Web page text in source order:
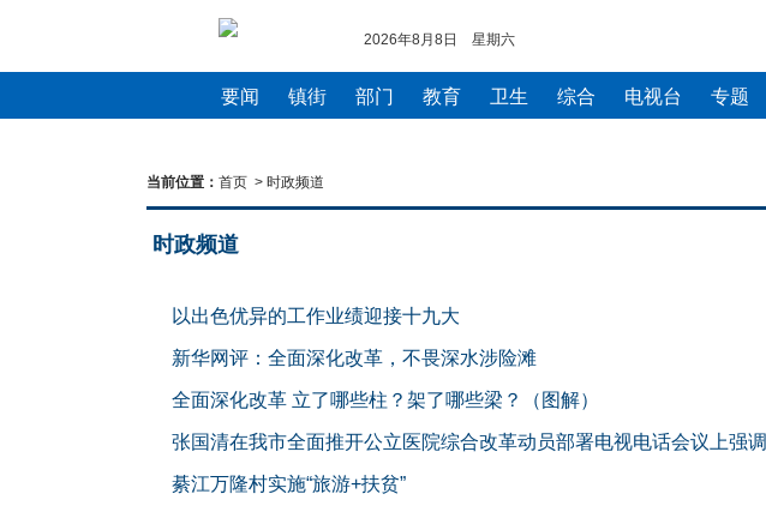
2026年8月8日 星期六
要闻 镇街 部门 教育 卫生 综合 电视台 专题
当前位置： 首页 > 时政频道
时政频道
以出色优异的工作业绩迎接十九大
—— 三论把迎接党的十九大胜利召开作为当前重大的政治责任
新华网评：全面深化改革，不畏深水涉险滩
全面深化改革 立了哪些柱？架了哪些梁？（图解）
张国清在我市全面推开公立医院综合改革动员部署电视电话会议上强调
加快推进公立医院综合改革 切实维护好人民群众的健康权益
綦江万隆村实施“旅游+扶贫”